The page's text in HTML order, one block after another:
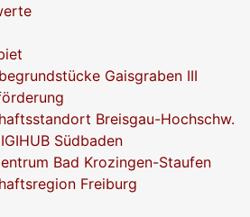
Gaisgraben III
Breisgau-Hochschw.
Südbaden
Bad Krozingen-Staufen
Freiburg